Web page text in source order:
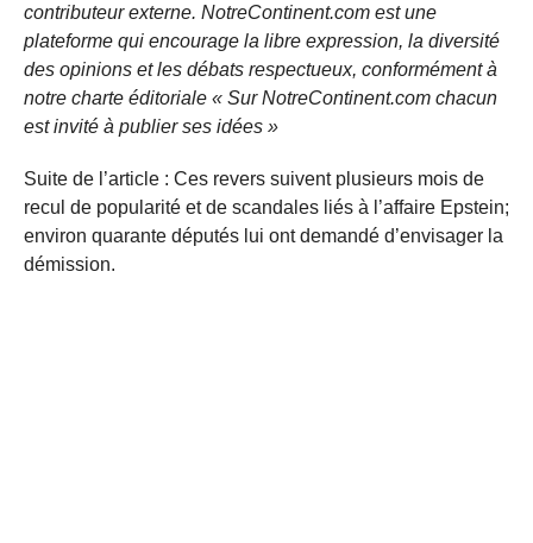
contributeur externe. NotreContinent.com est une
plateforme qui encourage la libre expression, la diversité
des opinions et les débats respectueux, conformément à
notre charte éditoriale « Sur NotreContinent.com chacun
est invité à publier ses idées »
Suite de l’article : Ces revers suivent plusieurs mois de
recul de popularité et de scandales liés à l’affaire Epstein;
environ quarante députés lui ont demandé d’envisager la
démission.